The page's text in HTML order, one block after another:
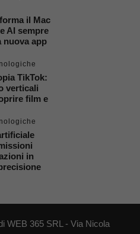
il Mac
AI sempre
nuova app
TikTok:
verticali
film e
in
WEB 365 SRL - Via Nicola